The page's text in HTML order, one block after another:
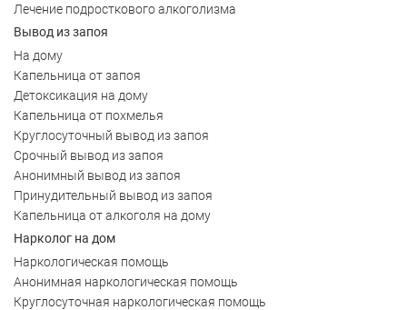
Лечение подросткового алкоголизма
Вывод из запоя
На дому
Капельница от запоя
Детоксикация на дому
Капельница от похмелья
Круглосуточный вывод из запоя
Срочный вывод из запоя
Анонимный вывод из запоя
Принудительный вывод из запоя
Капельница от алкоголя на дому
Нарколог на дом
Наркологическая помощь
Анонимная наркологическая помощь
Круглосуточная наркологическая помощь